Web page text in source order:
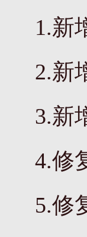
1.新
2.新
3.新
4.修
5.修